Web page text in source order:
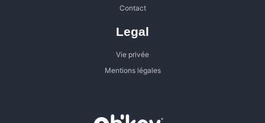
Contact
Legal
Vie privée
Mentions légales